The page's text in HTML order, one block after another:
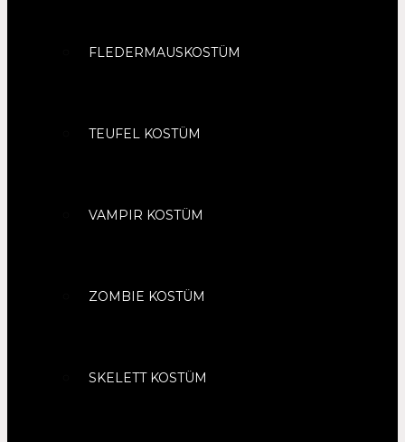
FLEDERMAUSKOSTÜM
TEUFEL KOSTÜM
VAMPIR KOSTÜM
ZOMBIE KOSTÜM
SKELETT KOSTÜM